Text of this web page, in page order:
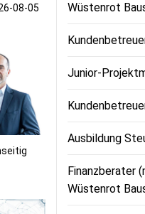
08-05
Wüstenrot
Junior-
Ausbildung
Finanzberater
Wüstenrot